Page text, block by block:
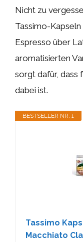
Nicht zu
Tassimo-
Espresso über
aromatisierten
sorgt dafür, dass
dabei ist.
BESTSELLER NR. 1
Tassimo
Macchiato